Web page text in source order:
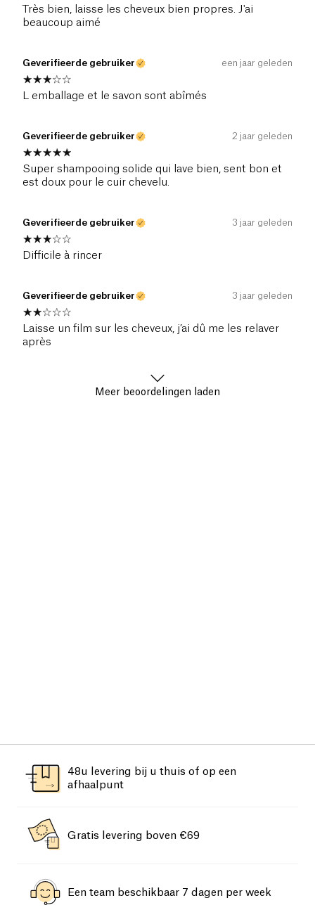
frequent tot matig gebruik.
Très bien, laisse les cheveux bien propres. J'ai
beaucoup aimé
Geverifieerde gebruiker een jaar geleden
L emballage et le savon sont abîmés
Geverifieerde gebruiker 2 jaar geleden
Super shampooing solide qui lave bien, sent bon et
est doux pour le cuir chevelu.
Geverifieerde gebruiker 3 jaar geleden
Difficile à rincer
Geverifieerde gebruiker 3 jaar geleden
Laisse un film sur les cheveux, j’ai dû me les relaver
après
Meer beoordelingen laden
48u levering bij u thuis of op een
afhaalpunt
Gratis levering boven €69
Een team beschikbaar 7 dagen per week